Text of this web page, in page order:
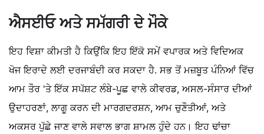
ਐਸਈਓ ਅਤੇ ਸਮੱਗਰੀ ਦੇ ਮੌਕੇ
ਇਹ ਵਿਸ਼ਾ ਕੀਮਤੀ ਹੈ ਕਿਉਂਕਿ ਇਹ ਇੱਕੋ ਸਮੇਂ ਵਪਾਰਕ ਅਤੇ ਵਿਦਿਅਕ
ਖੋਜ ਇਰਾਦੇ ਲਈ ਦਰਜਾਬੰਦੀ ਕਰ ਸਕਦਾ ਹੈ. ਸਭ ਤੋਂ ਮਜ਼ਬੂਤ ​​ਪੰਨਿਆਂ ਵਿੱਚ
ਆਮ ਤੌਰ 'ਤੇ ਇੱਕ ਸਪੱਸ਼ਟ ਲੰਬੇ-ਪੂਛ ਵਾਲੇ ਕੀਵਰਡ, ਅਸਲ-ਸੰਸਾਰ ਦੀਆਂ
ਉਦਾਹਰਣਾਂ, ਲਾਗੂ ਕਰਨ ਦੀ ਮਾਰਗਦਰਸ਼ਨ, ਆਮ ਚੁਣੌਤੀਆਂ, ਅਤੇ
ਅਕਸਰ ਪੁੱਛੇ ਜਾਣ ਵਾਲੇ ਸਵਾਲ ਭਾਗ ਸ਼ਾਮਲ ਹੁੰਦੇ ਹਨ। ਇਹ ਢਾਂਚਾ